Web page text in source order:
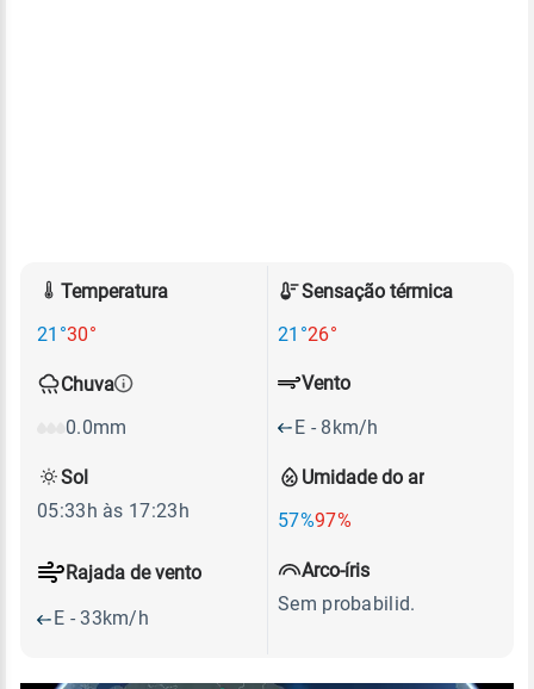
Temperatura
21°30°
Sensação térmica
21°26°
Chuva
0.0mm
Umidade do ar
57%97%
Vento
E - 8km/h
Rajada de vento
E - 33km/h
Sol
05:33h às 17:23h
Arco-íris
Sem probabilid.